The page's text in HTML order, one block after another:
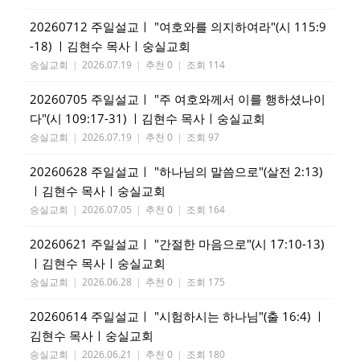
20260712 주일설교ㅣ "여호와를 의지하여라"(시 115:9
-18) ㅣ김현수 목사ㅣ숭실교회
숭실교회 | 2026.07.19 | 추천 0 | 조회 114
20260705 주일설교ㅣ "주 여호와께서 이를 행하셨나이
다"(시 109:17-31) ㅣ김현수 목사ㅣ숭실교회
숭실교회 | 2026.07.19 | 추천 0 | 조회 97
20260628 주일설교ㅣ "하나님의 말씀으로"(살전 2:13)
ㅣ김현수 목사ㅣ숭실교회
숭실교회 | 2026.07.05 | 추천 0 | 조회 164
20260621 주일설교ㅣ "간절한 마음으로"(시 17:10-13)
ㅣ김현수 목사ㅣ숭실교회
숭실교회 | 2026.06.28 | 추천 0 | 조회 175
20260614 주일설교ㅣ "시험하시는 하나님"(출 16:4) ㅣ
김현수 목사ㅣ숭실교회
숭실교회 | 2026.06.21 | 추천 0 | 조회 180